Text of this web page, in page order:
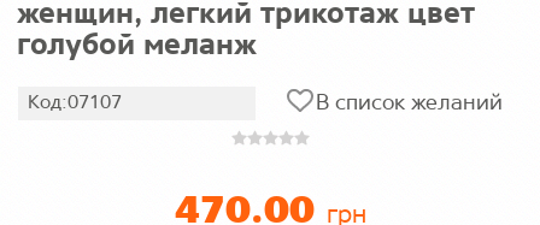
женщин, легкий трикотаж цвет
голубой меланж
Код:07107 В список желаний
470.00 грн